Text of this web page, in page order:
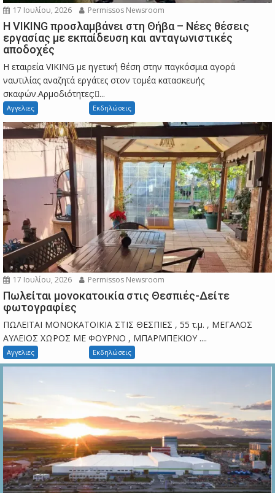
17 Ιουλίου, 2026 Permissos Newsroom
Η VIKING προσλαμβάνει στη Θήβα – Νέες θέσεις
εργασίας με εκπαίδευση και ανταγωνιστικές
αποδοχές
Η εταιρεία VIKING με ηγετική θέση στην παγκόσμια αγορά
ναυτιλίας αναζητά εργάτες στον τομέα κατασκευής
σκαφών.Αρμοδιότητες:...
Αγγελιες Εκδηλώσεις
17 Ιουλίου, 2026 Permissos Newsroom
Πωλείται μονοκατοικία στις Θεσπιές-Δείτε
φωτογραφίες
ΠΩΛΕΙΤΑΙ ΜΟΝΟΚΑΤΟΙΚΙΑ ΣΤΙΣ ΘΕΣΠΙΕΣ , 55 τ.μ. , ΜΕΓΑΛΟΣ
ΑΥΛΕΙΟΣ ΧΩΡΟΣ ΜΕ ΦΟΥΡΝΟ , ΜΠΑΡΜΠΕΚΙΟΥ ....
Αγγελιες Εκδηλώσεις